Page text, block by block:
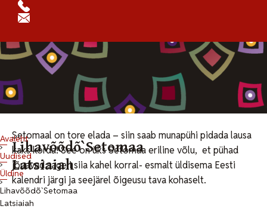
Avaleht
Uudised
Üldine
Lihavõõdõ`Setomaa
Latsiaiah
Lihavõõdõ`Setomaa
Latsiaiah
Setomaal on tore elada – siin saab munapühi pidada lausa
kaks korda! See on üks Setomaa eriline võlu, et pühad
jõuavad sageli siia kahel korral- esmalt üldisema Eesti
kalendri järgi ja seejärel õigeusu tava kohaselt.